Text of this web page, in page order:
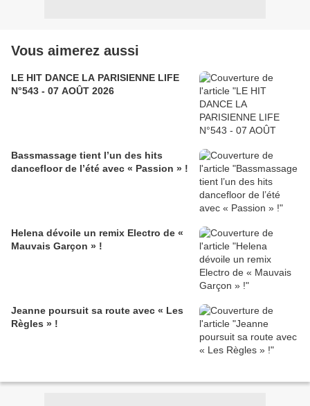
Vous aimerez aussi
LE HIT DANCE LA PARISIENNE LIFE
N°543 - 07 AOÛT 2026
Bassmassage tient l’un des hits
dancefloor de l’été avec « Passion » !
Helena dévoile un remix Electro de «
Mauvais Garçon » !
Jeanne poursuit sa route avec « Les
Règles » !